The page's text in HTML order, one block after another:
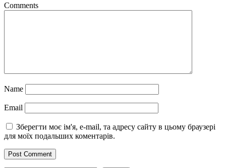
Comments
Name
Email
Зберегти моє ім'я, e-mail, та адресу сайту в цьому браузері
для моїх подальших коментарів.